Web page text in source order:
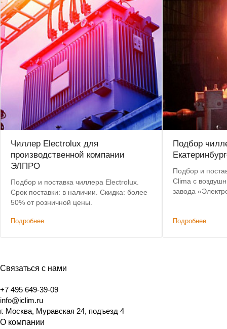
Чиллер Electrolux для
производственной компании
ЭЛПРО
Подбор и поставка чиллера Electrolux.
Срок поставки: в наличии. Скидка: более
50% от розничной цены.
Подробнее
Подбор
Подбор и
Clima с
завода
Подробнее
Связаться с нами
+7 495 649-39-09
info@iclim.ru
г. Москва, Муравская 24, подъезд 4
О компании